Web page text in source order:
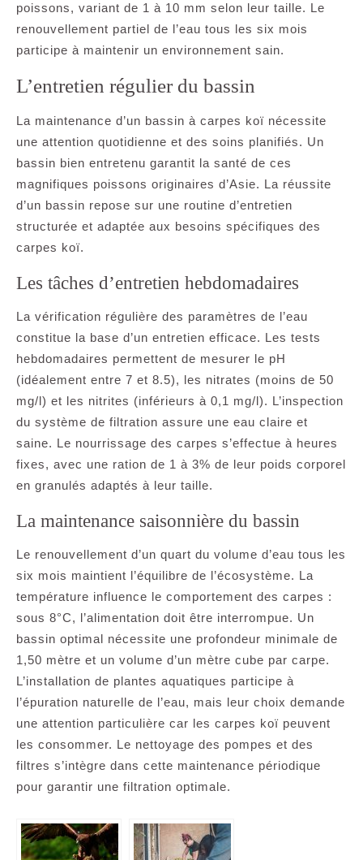
poissons, variant de 1 à 10 mm selon leur taille. Le
renouvellement partiel de l’eau tous les six mois
participe à maintenir un environnement sain.
L’entretien régulier du bassin
La maintenance d’un bassin à carpes koï nécessite
une attention quotidienne et des soins planifiés. Un
bassin bien entretenu garantit la santé de ces
magnifiques poissons originaires d’Asie. La réussite
d’un bassin repose sur une routine d’entretien
structurée et adaptée aux besoins spécifiques des
carpes koï.
Les tâches d’entretien hebdomadaires
La vérification régulière des paramètres de l’eau
constitue la base d’un entretien efficace. Les tests
hebdomadaires permettent de mesurer le pH
(idéalement entre 7 et 8.5), les nitrates (moins de 50
mg/l) et les nitrites (inférieurs à 0,1 mg/l). L’inspection
du système de filtration assure une eau claire et
saine. Le nourrissage des carpes s’effectue à heures
fixes, avec une ration de 1 à 3% de leur poids corporel
en granulés adaptés à leur taille.
La maintenance saisonnière du bassin
Le renouvellement d’un quart du volume d’eau tous les
six mois maintient l’équilibre de l’écosystème. La
température influence le comportement des carpes :
sous 8°C, l’alimentation doit être interrompue. Un
bassin optimal nécessite une profondeur minimale de
1,50 mètre et un volume d’un mètre cube par carpe.
L’installation de plantes aquatiques participe à
l’épuration naturelle de l’eau, mais leur choix demande
une attention particulière car les carpes koï peuvent
les consommer. Le nettoyage des pompes et des
filtres s’intègre dans cette maintenance périodique
pour garantir une filtration optimale.